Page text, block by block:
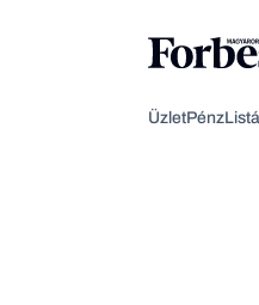
ÜzletPénz